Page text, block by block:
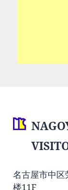
名古屋市中
楼11F